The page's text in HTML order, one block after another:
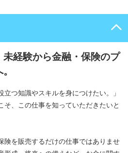
経験から金融・保険のプ
立つ知識やスキルを身につけたい。」
そ、この仕事を知っていただきたいと
険を販売するだけの仕事ではありませ